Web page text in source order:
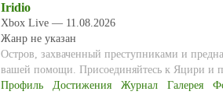
Iridio
Xbox Live — 11.08.2026
Жанр не указан
Остров, захваченный преступниками и
вашей помощи. Присоединяйтесь к Яцири и
Профиль
Достижения Журнал Галерея